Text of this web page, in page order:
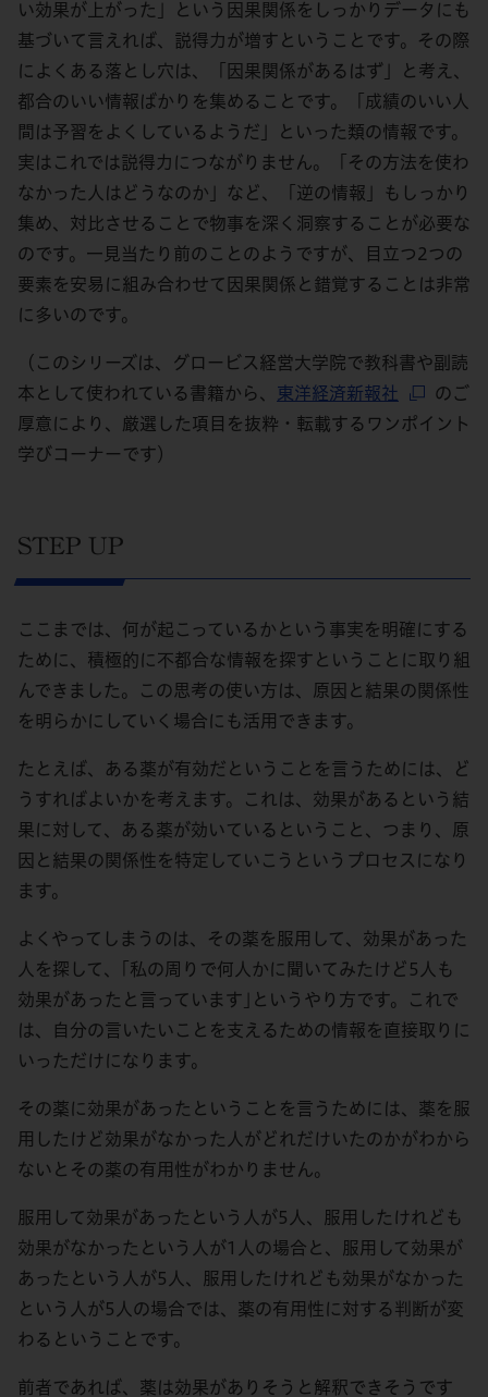
い効果が上がった」という因果関係をしっかりデータにも
基づいて言えれば、説得力が増すということです。その際
によくある落とし穴は、「因果関係があるはず」と考え、
都合のいい情報ばかりを集めることです。「成績のいい人
間は予習をよくしているようだ」といった類の情報です。
実はこれでは説得力につながりません。「その方法を使わ
なかった人はどうなのか」など、「逆の情報」もしっかり
集め、対比させることで物事を深く洞察することが必要な
のです。一見当たり前のことのようですが、目立つ2つの
要素を安易に組み合わせて因果関係と錯覚することは非常
に多いのです。
（このシリーズは、グロービス経営大学院で教科書や副読
本として使われている書籍から、 東洋経済新報社
のご
厚意により、厳選した項目を抜粋・転載するワンポイント
学びコーナーです）
STEP UP
ここまでは、何が起こっているかという事実を明確にする
ために、積極的に不都合な情報を探すということに取り組
んできました。この思考の使い方は、原因と結果の関係性
を明らかにしていく場合にも活用できます。
たとえば、ある薬が有効だということを言うためには、ど
うすればよいかを考えます。これは、効果があるという結
果に対して、ある薬が効いているということ、つまり、原
因と結果の関係性を特定していこうというプロセスになり
ます。
よくやってしまうのは、その薬を服用して、効果があった
人を探して、｢私の周りで何人かに聞いてみたけど5人も
効果があったと言っています｣というやり方です。これで
は、自分の言いたいことを支えるための情報を直接取りに
いっただけになります。
その薬に効果があったということを言うためには、薬を服
用したけど効果がなかった人がどれだけいたのかがわから
ないとその薬の有用性がわかりません。
服用して効果があったという人が5人、服用したけれども
効果がなかったという人が1人の場合と、服用して効果が
あったという人が5人、服用したけれども効果がなかった
という人が5人の場合では、薬の有用性に対する判断が変
わるということです。
前者であれば、薬は効果がありそうと解釈できそうです